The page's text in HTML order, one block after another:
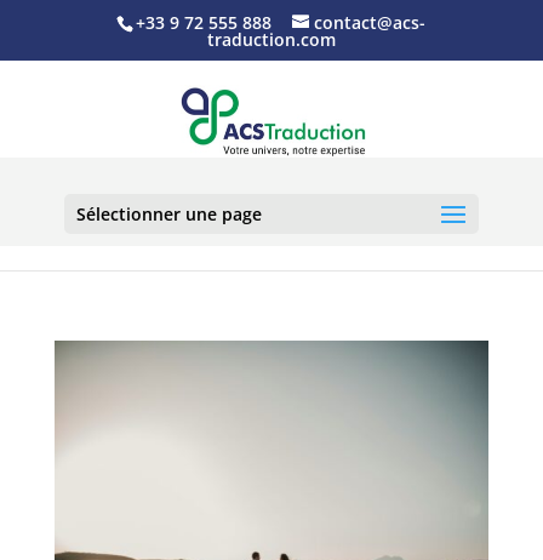
+33 9 72 555 888 contact@acs-
traduction.com
Sélectionner une page